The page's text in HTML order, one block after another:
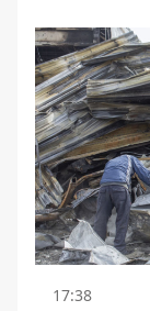
17:38